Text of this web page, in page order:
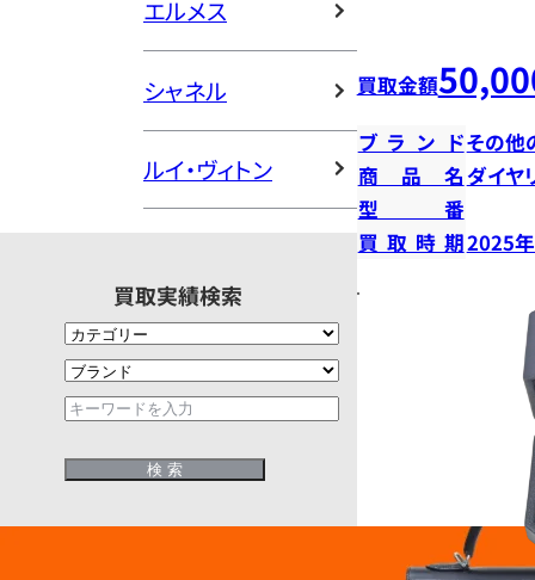
エルメス
シャネル
ルイ・ヴィトン
買取実績検索
買取金額
ブランドその他
商品名ダイヤ
型番
買取時期2025